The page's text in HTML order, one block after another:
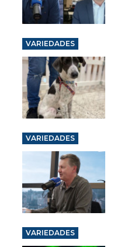
VARIEDADES
VARIEDADES
VARIEDADES